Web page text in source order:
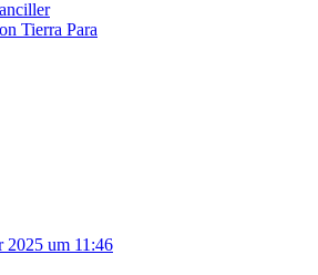
2025 um 11:46